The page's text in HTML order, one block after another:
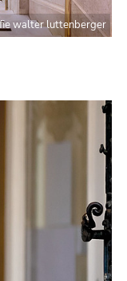
walter luttenberger